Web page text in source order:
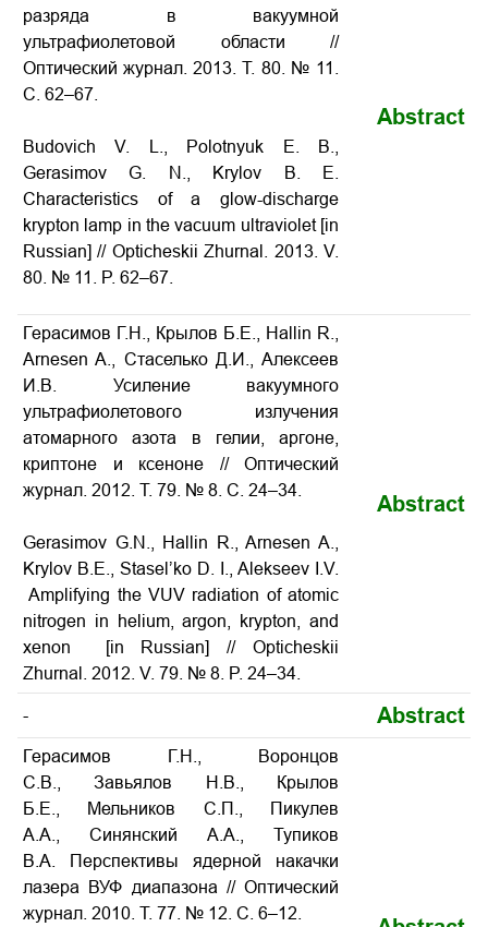
разряда в вакуумной
ультрафиолетовой области //
Оптический журнал. 2013. Т. 80. № 11.
С. 62–67.
Budovich V. L., Polotnyuk E. B.,
Gerasimov G. N., Krylov B. E.
Characteristics of a glow-discharge
krypton lamp in the vacuum ultraviolet [in
Russian] // Opticheskii Zhurnal. 2013. V.
80. № 11. P. 62–67.
Abstract
Герасимов Г.Н., Крылов Б.Е., Hallin R.,
Arnesen A., Стаселько Д.И., Алексеев
И.В. Усиление вакуумного
ультрафиолетового излучения
атомарного азота в гелии, аргоне,
криптоне и ксеноне // Оптический
журнал. 2012. Т. 79. № 8. С. 24–34.
Gerasimov G.N., Hallin R., Arnesen A.,
Krylov B.E., Stasel’ko D. I., Alekseev I.V.
Amplifying the VUV radiation of atomic
nitrogen in helium, argon, krypton, and
xenon [in Russian] // Opticheskii
Zhurnal. 2012. V. 79. № 8. P. 24–34.
Abstract
- Abstract
Герасимов Г.Н., Воронцов
С.В., Завьялов Н.В., Крылов
Б.Е., Мельников С.П., Пикулев
А.А., Синянский А.А., Тупиков
В.А. Перспективы ядерной накачки
лазера ВУФ диапазона // Оптический
журнал. 2010. Т. 77. № 12. С. 6–12.